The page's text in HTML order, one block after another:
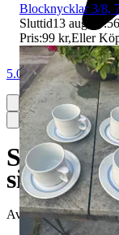
5.0
Swatch
Avslutad 19 maj
Blocknycklar 3/8,
Sluttid13 aug 10:56
Pris:99 kr,Eller